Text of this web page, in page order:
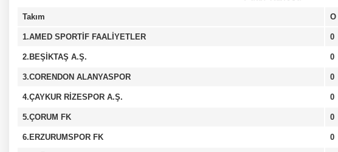
Takım O
1.AMED SPORTİF FAALİYETLER 0
2.BEŞİKTAŞ A.Ş. 0
3.CORENDON ALANYASPOR 0
4.ÇAYKUR RİZESPOR A.Ş. 0
5.ÇORUM FK 0
6.ERZURUMSPOR FK 0